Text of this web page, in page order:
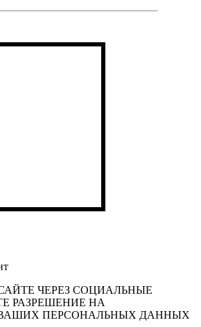
ЧЕРЕЗ СОЦИАЛЬНЫЕ
РАЗРЕШЕНИЕ НА
ПЕРСОНАЛЬНЫХ ДАННЫХ